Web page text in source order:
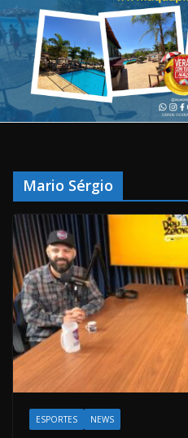
Mario Sérgio
ESPORTES NEWS